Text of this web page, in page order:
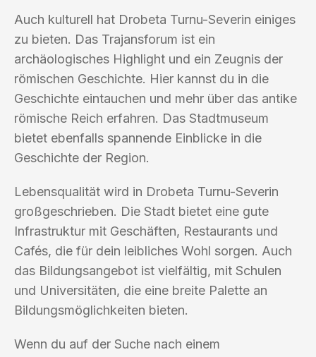
Auch kulturell hat Drobeta Turnu-Severin einiges
zu bieten. Das Trajansforum ist ein
archäologisches Highlight und ein Zeugnis der
römischen Geschichte. Hier kannst du in die
Geschichte eintauchen und mehr über das antike
römische Reich erfahren. Das Stadtmuseum
bietet ebenfalls spannende Einblicke in die
Geschichte der Region.
Lebensqualität wird in Drobeta Turnu-Severin
großgeschrieben. Die Stadt bietet eine gute
Infrastruktur mit Geschäften, Restaurants und
Cafés, die für dein leibliches Wohl sorgen. Auch
das Bildungsangebot ist vielfältig, mit Schulen
und Universitäten, die eine breite Palette an
Bildungsmöglichkeiten bieten.
Wenn du auf der Suche nach einem